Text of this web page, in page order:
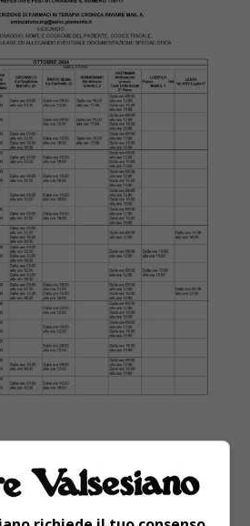
AMBULATORI DISTRETTUALI
OTTOBRE